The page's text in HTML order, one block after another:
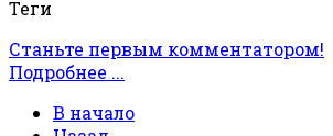
Теги
Станьте первым комментатором!
Подробнее ...
В начало